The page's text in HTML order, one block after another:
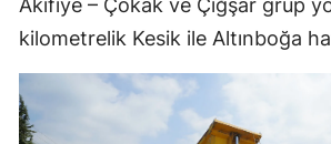
Akifiye – Çokak ve Çiğşar grup
kilometrelik Kesik ile Altınboğa